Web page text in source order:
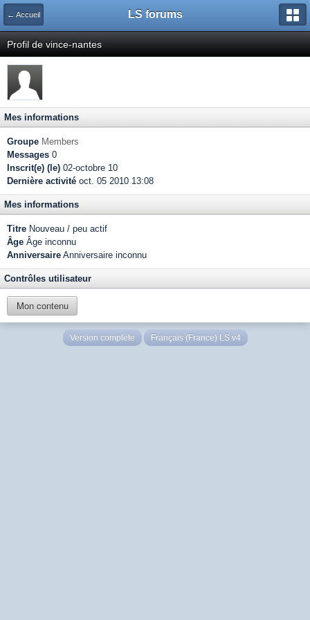
← Accueil LS forums
Profil de vince-nantes
Mes informations
Groupe Members
Messages 0
Inscrit(e) (le) 02-octobre 10
Dernière activité oct. 05 2010 13:08
Mes informations
Titre Nouveau / peu actif
Âge Âge inconnu
Anniversaire Anniversaire inconnu
Contrôles utilisateur
Mon contenu
Version complète Français (France) LS v4